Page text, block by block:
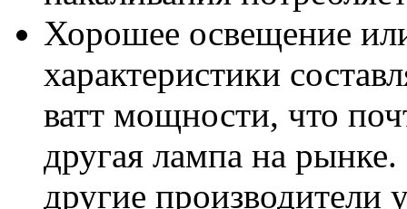
Хорошее освещение
характеристики
ватт мощности, что
другая лампа на
другие производители